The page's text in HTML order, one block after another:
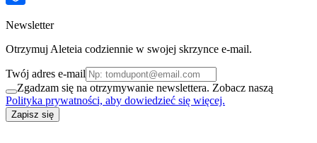
Newsletter
Otrzymuj Aleteia codziennie w swojej skrzynce e-mail.
Twój adres e-mail
Zgadzam się na otrzymywanie newslettera. Zobacz naszą
Polityka prywatności, aby dowiedzieć się więcej.
Zapisz się